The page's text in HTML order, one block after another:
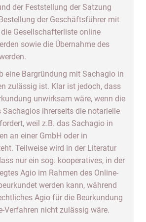
der Feststellung der Satzung
der Geschäftsführer mit
Gesellschafterliste online
sowie die Übernahme des
eine Bargründung mit Sachagio in
zulässig ist. Klar ist jedoch, dass
unwirksam wäre, wenn die
Sachagios ihrerseits die notarielle
weil z.B. das Sachagio in
an einer GmbH oder in
Teilweise wird in der Literatur
nur ein sog. kooperatives, in der
Agio im Rahmen des Online-
werden kann, während
Agio für die Beurkundung
Verfahren nicht zulässig wäre.